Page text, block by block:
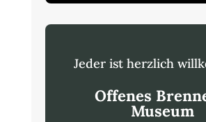
Jeder ist herzlich
Offenes
Museum